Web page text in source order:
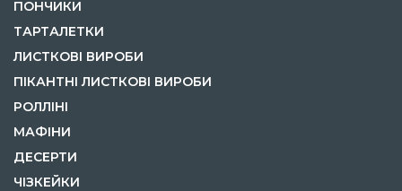
ПОНЧИКИ
ТАРТАЛЕТКИ
ЛИСТКОВІ ВИРОБИ
ПІКАНТНІ ЛИСТКОВІ ВИРОБИ
РОЛЛІНІ
МАФІНИ
ДЕСЕРТИ
ЧІЗКЕЙКИ